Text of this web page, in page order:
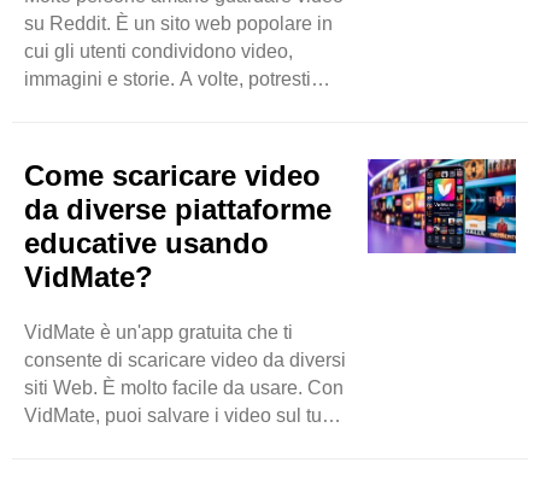
su Reddit. È un sito web popolare in
cui gli utenti condividono video,
immagini e storie. A volte, potresti
condividerlo con gli amici. Quindi,
come puoi farlo? Un modo è usare
un'app chiamata VidMate. Questo
blog spiegherà cos'è VidMate e come
scaricare video da Reddit con essa.
che ti aiuta a scaricare video da
diversi ..
Come scaricare video
da diverse piattaforme
educative usando
VidMate?
VidMate è un'app gratuita che ti
consente di scaricare video da diversi
siti Web. È molto facile da usare. Con
VidMate, puoi salvare i video sul tuo